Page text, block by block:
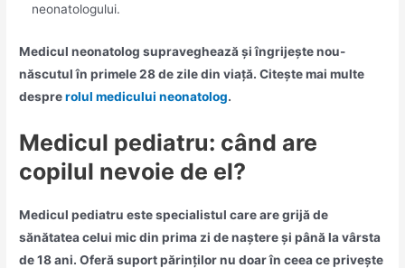
neonatologului.
Medicul neonatolog supraveghează și îngrijește nou-
născutul în primele 28 de zile din viață. Citește mai multe
desprerolul medicului neonatolog.
Medicul pediatru: când are
copilul nevoie de el?
Medicul pediatru este specialistul care are grijă de
sănătatea celui mic din prima zi de naștere și până la vârsta
de 18 ani. Oferă suport părinților nu doar în ceea ce privește